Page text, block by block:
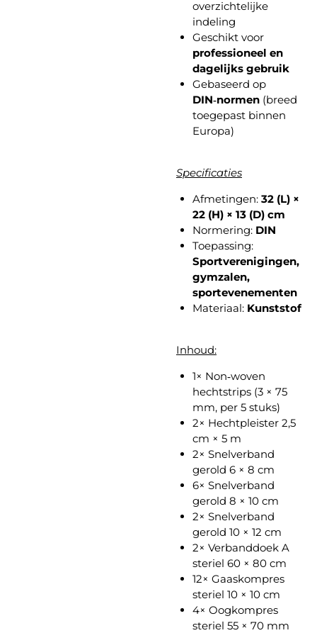
overzichtelijke
indeling
Geschikt voor
professioneel en
dagelijks gebruik
Gebaseerd op
DIN‑normen(breed
toegepast binnen
Europa)
Specificaties
Afmetingen: 32 (L) ×
22 (H) × 13 (D) cm
Normering: DIN
Toepassing:
Sportverenigingen,
gymzalen,
sportevenementen
Materiaal: Kunststof
Inhoud:
1× Non‑woven
hechtstrips (3 × 75
mm, per 5 stuks)
2× Hechtpleister 2,5
cm × 5 m
2× Snelverband
gerold 6 × 8 cm
6× Snelverband
gerold 8 × 10 cm
2× Snelverband
gerold 10 × 12 cm
2× Verbanddoek A
steriel 60 × 80 cm
12× Gaaskompres
steriel 10 × 10 cm
4× Oogkompres
steriel 55 × 70 mm